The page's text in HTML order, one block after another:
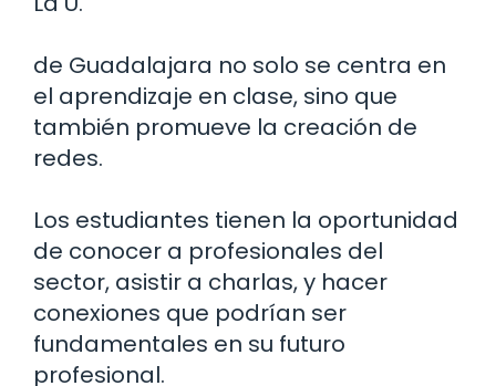
de Guadalajara no solo se centra en
el aprendizaje en clase, sino que
también promueve la creación de
redes.
Los estudiantes tienen la oportunidad
de conocer a profesionales del
sector, asistir a charlas, y hacer
conexiones que podrían ser
fundamentales en su futuro
profesional.